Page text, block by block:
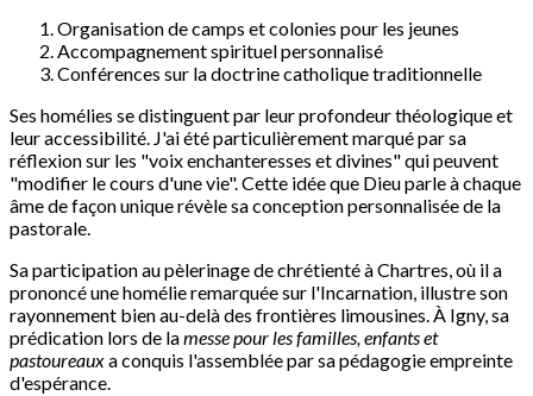
Organisation de camps et colonies pour les jeunes
Accompagnement spirituel personnalisé
Conférences sur la doctrine catholique traditionnelle
Ses homélies se distinguent par leur profondeur théologique et
leur accessibilité. J'ai été particulièrement marqué par sa
réflexion sur les "voix enchanteresses et divines" qui peuvent
"modifier le cours d'une vie". Cette idée que Dieu parle à chaque
âme de façon unique révèle sa conception personnalisée de la
pastorale.
Sa participation au pèlerinage de chrétienté à Chartres, où il a
prononcé une homélie remarquée sur l'Incarnation, illustre son
rayonnement bien au-delà des frontières limousines. À Igny, sa
prédication lors de lamesse pour les familles, enfants et
pastoureauxa conquis l'assemblée par sa pédagogie empreinte
d'espérance.